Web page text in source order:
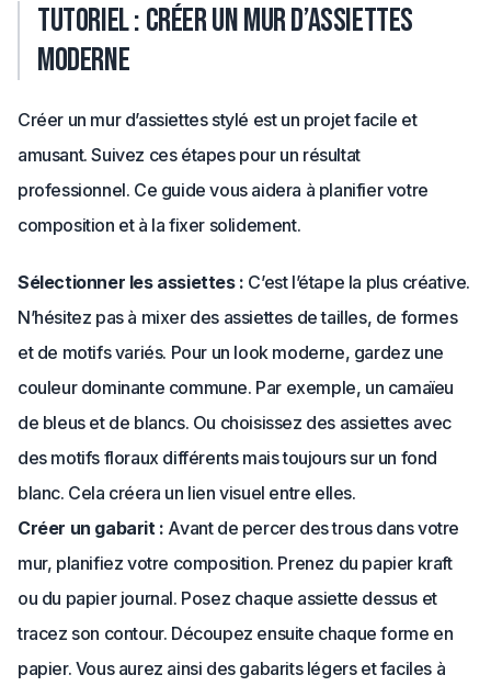
Tutoriel : créer un mur d’assiettes
moderne
Créer un mur d’assiettes stylé est un projet facile et
amusant. Suivez ces étapes pour un résultat
professionnel. Ce guide vous aidera à planifier votre
composition et à la fixer solidement.
Sélectionner les assiettes : C’est l’étape la plus créative.
N’hésitez pas à mixer des assiettes de tailles, de formes
et de motifs variés. Pour un look moderne, gardez une
couleur dominante commune. Par exemple, un camaïeu
de bleus et de blancs. Ou choisissez des assiettes avec
des motifs floraux différents mais toujours sur un fond
blanc. Cela créera un lien visuel entre elles.
Créer un gabarit : Avant de percer des trous dans votre
mur, planifiez votre composition. Prenez du papier kraft
ou du papier journal. Posez chaque assiette dessus et
tracez son contour. Découpez ensuite chaque forme en
papier. Vous aurez ainsi des gabarits légers et faciles à